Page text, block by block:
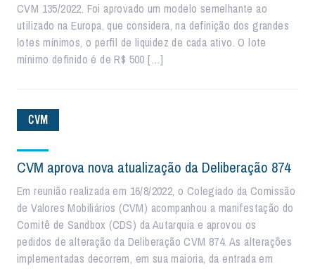
CVM 135/2022. Foi aprovado um modelo semelhante ao
utilizado na Europa, que considera, na definição dos grandes
lotes mínimos, o perfil de liquidez de cada ativo. O lote
mínimo definido é de R$ 500 […]
CVM
CVM aprova nova atualização da Deliberação 874
Em reunião realizada em 16/8/2022, o Colegiado da Comissão
de Valores Mobiliários (CVM) acompanhou a manifestação do
Comitê de Sandbox (CDS) da Autarquia e aprovou os
pedidos de alteração da Deliberação CVM 874. As alterações
implementadas decorrem, em sua maioria, da entrada em